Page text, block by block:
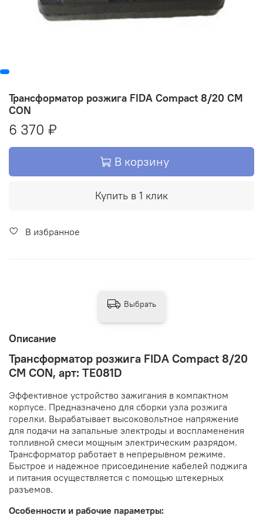
Трансформатор розжига FIDA Compact 8/20 CM
CON
6 370 ₽
В корзину
Купить в 1 клик
В избранное
Описание
Трансформатор розжига FIDA Compact 8/20
CM CON, арт: TE081D
Эффективное устройство зажигания в компактном
корпусе. Предназначено для сборки узла розжига
горелки. Вырабатывает высоковольтное напряжение
для подачи на запальные электроды и воспламенения
топливной смеси мощным электрическим разрядом.
Трансформатор работает в непрерывном режиме.
Быстрое и надежное присоединение кабелей поджига
и питания осуществляется с помощью штекерных
разъемов.
Особенности и рабочие параметры:
Выбрать